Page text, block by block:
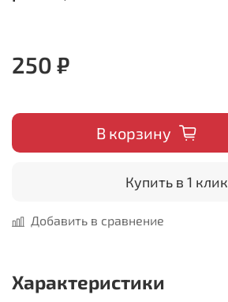
250 ₽
В корзину
Купить в 1 клик
Добавить в сравнение
Характеристики